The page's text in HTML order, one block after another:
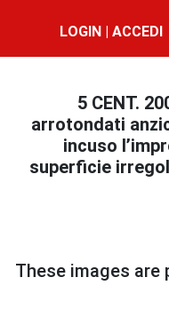
LOGIN | ACCEDI
5 CENT.
arrotondati
incuso
superficie
These images